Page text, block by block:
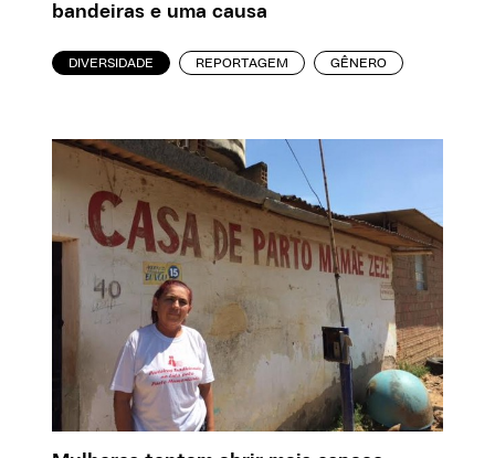
bandeiras e uma causa
DIVERSIDADE REPORTAGEM GÊNERO